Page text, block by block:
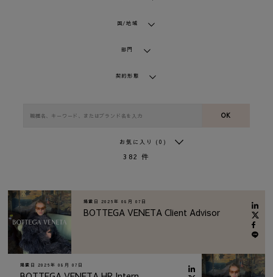
国/地域
部門
契約形態
OK
お気に入り (0)
382 件
掲載日 2026年 08月 07日
BOTTEGA VENETA Client Advisor
掲載日 2026年 08月 07日